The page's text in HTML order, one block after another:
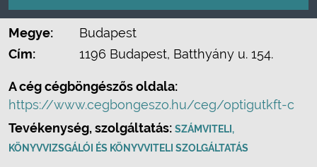
Megye:
Budapest
Cím:
1196 Budapest, Batthyány u. 154.
A cég cégböngészős oldala:
https://www.cegbongeszo.hu/ceg/optigutkft-c
Tevékenység, szolgáltatás: SZÁMVITELI,
KÖNYVVIZSGÁLÓI ÉS KÖNYVVITELI SZOLGÁLTATÁS